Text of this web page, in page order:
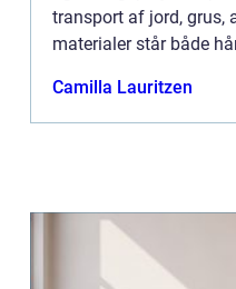
transport af jord, grus,
materialer står både
mange aktører...
Camilla Lauritzen